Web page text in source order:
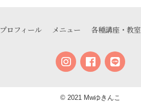
プロフィール メニュー 各種講座・教室
© 2021 Mwゆきんこ